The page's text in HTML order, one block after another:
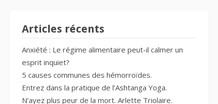
Articles récents
Anxiété : Le régime alimentaire peut-il calmer un
esprit inquiet?
5 causes communes des hémorroïdes.
Entrez dans la pratique de l’Ashtanga Yoga.
N’ayez plus peur de la mort. Arlette Triolaire.